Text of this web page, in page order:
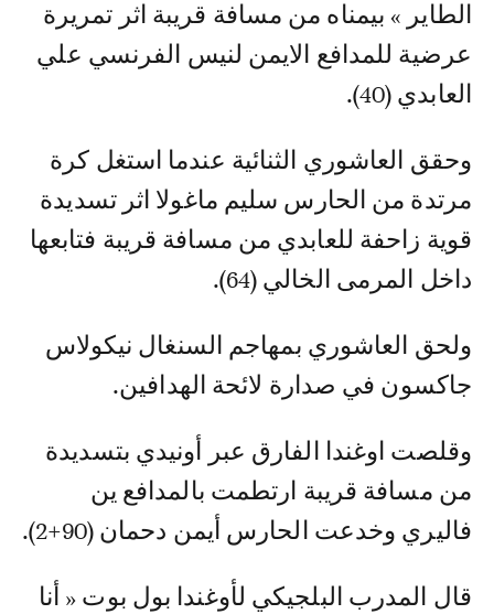
الطاير » بيمناه من مسافة قريبة اثر تمريرة
عرضية للمدافع الايمن لنيس الفرنسي علي
العابدي (40).
وحقق العاشوري الثنائية عندما استغل كرة
مرتدة من الحارس سليم ماغولا اثر تسديدة
قوية زاحفة للعابدي من مسافة قريبة فتابعها
داخل المرمى الخالي (64).
ولحق العاشوري بمهاجم السنغال نيكولاس
جاكسون في صدارة لائحة الهدافين.
وقلصت اوغندا الفارق عبر أونيدي بتسديدة
من مسافة قريبة ارتطمت بالمدافع ين
فاليري وخدعت الحارس أيمن دحمان (90+2).
قال المدرب البلجيكي لأوغندا بول بوت « أنا